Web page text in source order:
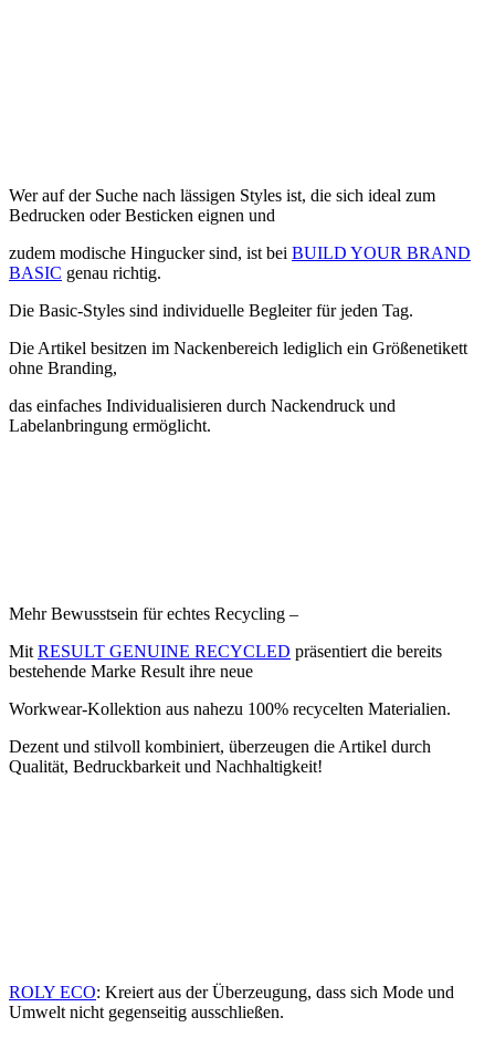
Wer auf der Suche nach lässigen Styles ist, die sich ideal zum
Bedrucken oder Besticken eignen und
zudem modische Hingucker sind, ist bei BUILD YOUR BRAND
BASIC genau richtig.
Die Basic-Styles sind individuelle Begleiter für jeden Tag.
Die Artikel besitzen im Nackenbereich lediglich ein Größenetikett
ohne Branding,
das einfaches Individualisieren durch Nackendruck und
Labelanbringung ermöglicht.
Mehr Bewusstsein für echtes Recycling –
Mit RESULT GENUINE RECYCLED präsentiert die bereits
bestehende Marke Result ihre neue
Workwear-Kollektion aus nahezu 100% recycelten Materialien.
Dezent und stilvoll kombiniert, überzeugen die Artikel durch
Qualität, Bedruckbarkeit und Nachhaltigkeit!
ROLY ECO: Kreiert aus der Überzeugung, dass sich Mode und
Umwelt nicht gegenseitig ausschließen.